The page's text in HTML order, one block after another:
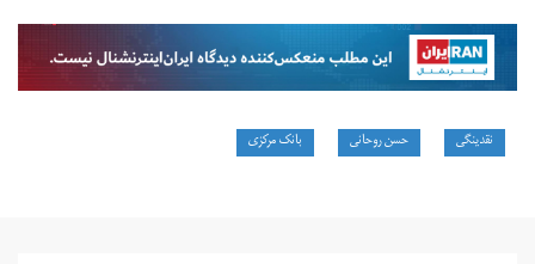
نقدینگی حسن روحانی بانک مرکزی